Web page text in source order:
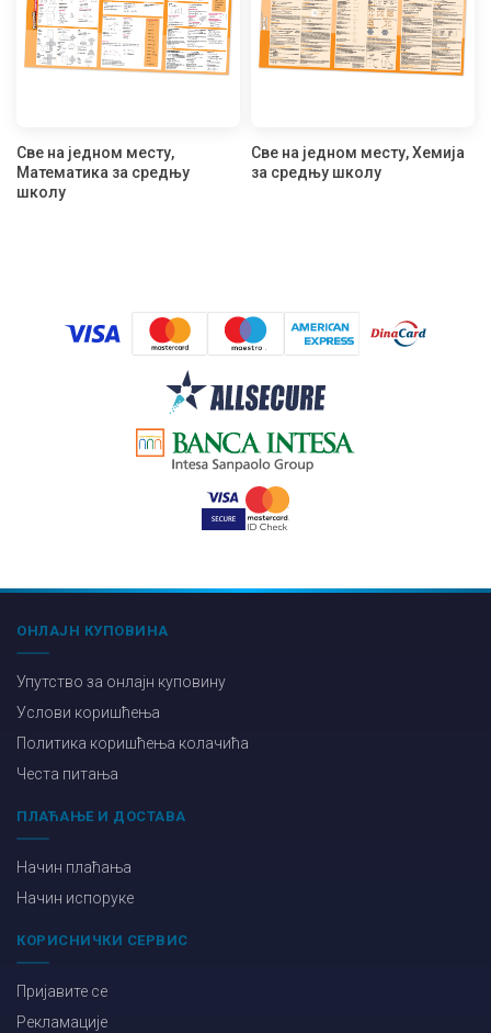
Све на једном месту,
Математика за средњу
школу
Све на једном месту, Хемија
за средњу школу
ОНЛАЈН КУПОВИНА
Упутство за онлајн куповину
Услови коришћења
Политика коришћења колачића
Честа питања
ПЛАЋАЊЕ И ДОСТАВА
Начин плаћања
Начин испоруке
КОРИСНИЧКИ СЕРВИС
Пријавите се
Рекламације